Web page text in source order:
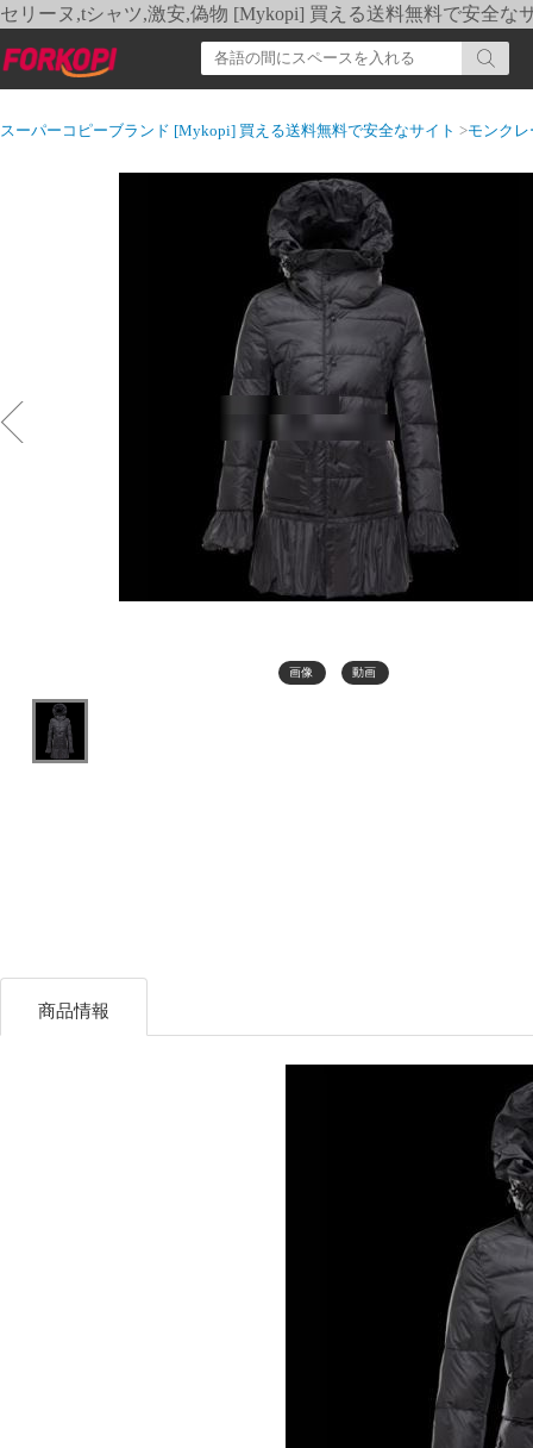
セリーヌ,tシャツ,激安,偽物 [Mykopi] 買える送料無料で安全な
スーパーコピーブランド [Mykopi] 買える送料無料で安全なサイト >モンク
画像 動画
商品情報